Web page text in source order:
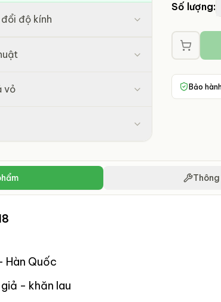
độ kính
vỏ
Số lượng:
Bảo
Hàn Quốc
- khăn lau